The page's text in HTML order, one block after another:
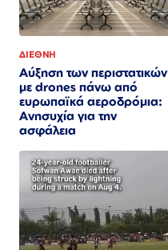
ΔΙΕΘΝΗ
Αύξηση των περιστατικών
με drones πάνω από
ευρωπαϊκά αεροδρόμια:
Ανησυχία για την
ασφάλεια